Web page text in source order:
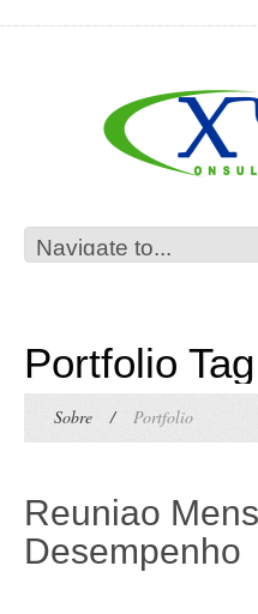
Portfolio
Sobre / Portfolio
Reuniao
Desempenho